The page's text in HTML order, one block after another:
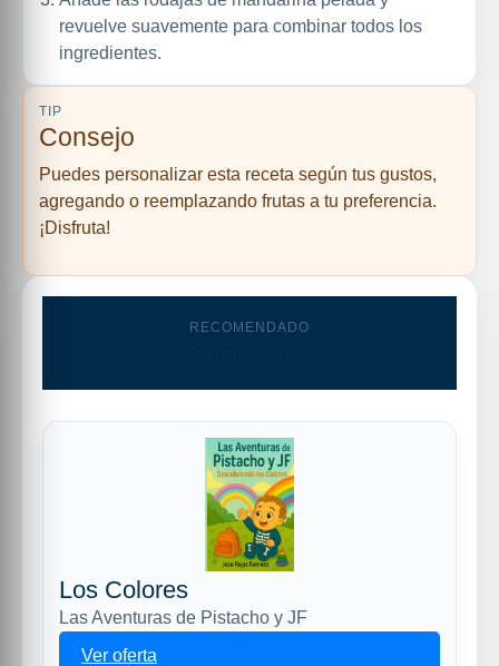
revuelve suavemente para combinar todos los
ingredientes.
TIP
Consejo
Puedes personalizar esta receta según tus gustos,
agregando o reemplazando frutas a tu preferencia.
¡Disfruta!
RECOMENDADO
Los Colores
Las Aventuras de Pistacho y JF
Ver oferta